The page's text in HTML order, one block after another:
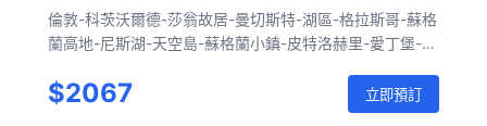
倫敦-科茨沃爾德-莎翁故居-曼切斯特-湖區-格拉斯哥-蘇格
蘭高地-尼斯湖-天空島-蘇格蘭小鎮-皮特洛赫里-愛丁堡-約
$2067 立即預訂